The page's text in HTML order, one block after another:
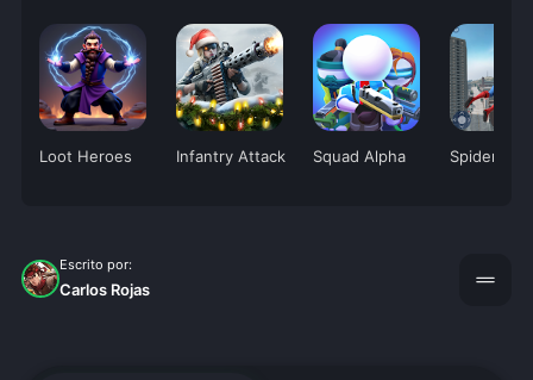
Loot Heroes Infantry Attack Squad Alpha Spider
Escrito por:
Carlos Rojas drag_handle